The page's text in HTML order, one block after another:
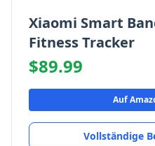
Xiaomi Smart
Fitness Tracker
$89.99
Auf
Vollständige